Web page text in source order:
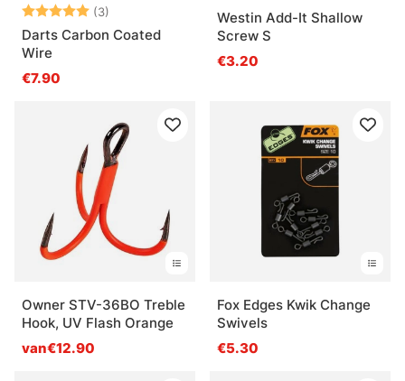
Beoordeling:
(3)
Darts Carbon Coated
Wire
€7.90
Westin Add-It Shallow
Screw S
€3.20
Owner STV-36BO Treble
Hook, UV Flash Orange
van€12.90
Fox Edges Kwik Change
Swivels
€5.30